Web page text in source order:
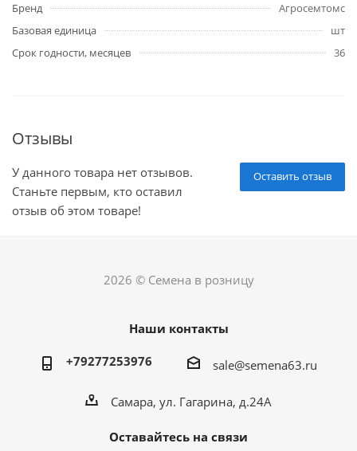
Бренд
Агросемтомс
Базовая единица
шт
Срок годности, месяцев
36
Отзывы
Оставить отзыв
У данного товара нет отзывов.
Станьте первым, кто оставил
отзыв об этом товаре!
2026 © Семена в розницу
Наши контакты
+79277253976 sale@semena63.ru
Самара, ул. Гагарина, д.24А
Оставайтесь на связи